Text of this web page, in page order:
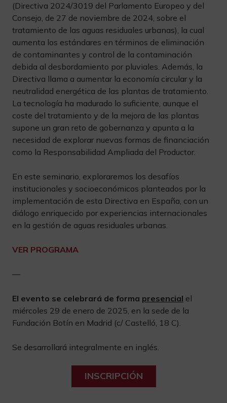
(Directiva 2024/3019 del Parlamento Europeo y del
Consejo, de 27 de noviembre de 2024, sobre el
tratamiento de las aguas residuales urbanas), la cual
aumenta los estándares en términos de eliminación
de contaminantes y control de la contaminación
debida al desbordamiento por pluviales. Además, la
Directiva llama a aumentar la economía circular y la
neutralidad energética de las plantas de tratamiento.
La tecnología ha madurado lo suficiente, aunque el
coste del tratamiento y de la mejora de las plantas
supone un gran reto de gobernanza y apunta a la
necesidad de explorar nuevas formas de financiación
como la Responsabilidad Ampliada del Productor.
En este seminario, exploraremos los desafíos
institucionales y socioeconómicos planteados por la
implementación de esta Directiva en España, con un
diálogo enriquecido por experiencias internacionales
en la gestión de aguas residuales urbanas.
VER PROGRAMA
—
El evento se celebrará de forma presencial el
miércoles 29 de enero de 2025, en la sede de la
Fundación Botín en Madrid (c/ Castelló, 18 C).
Se desarrollará integralmente en inglés.
INSCRIPCIÓN